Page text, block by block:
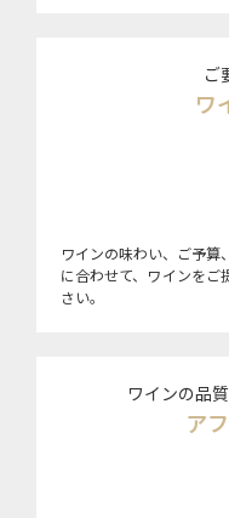
ご
ワ
ワインの味わい、ご予算
に合わせて、ワインをご
さい。
ワインの品
ア